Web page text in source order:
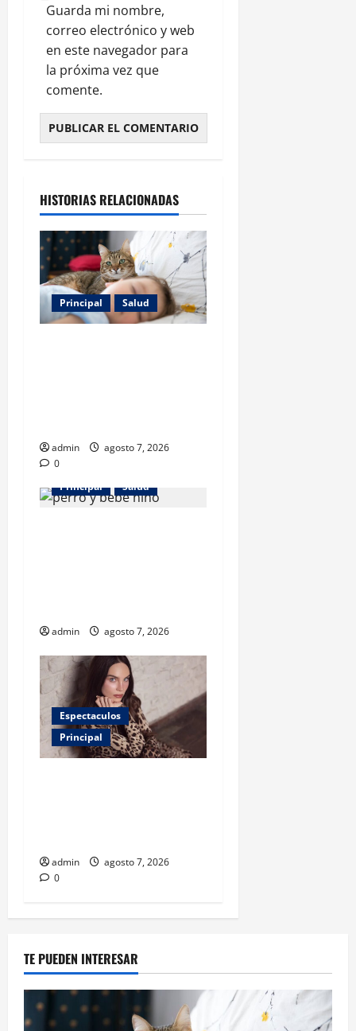
Guarda mi nombre,
correo electrónico y web
en este navegador para
la próxima vez que
comente.
HISTORIAS RELACIONADAS
Principal Salud
admin
agosto 7, 2026
0
Principal
Salud
admin agosto 7, 2026
Espectaculos
Principal
admin
agosto 7, 2026
0
TE PUEDEN INTERESAR